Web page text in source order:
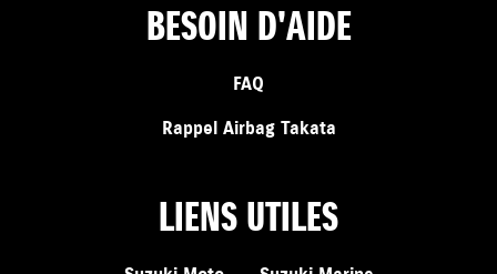
BESOIN D'AIDE
FAQ
Rappel Airbag Takata
LIENS UTILES